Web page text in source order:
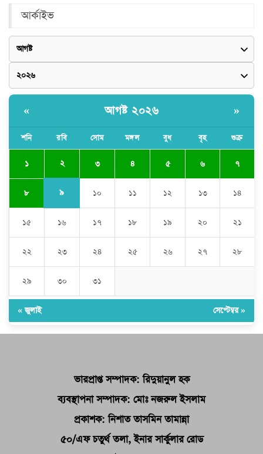
আর্কাইভ
« আগষ্ট ২০২৬ »
শনি রবি সোম মঙ্গল বুধ বৃহ শুক্র
১ ২ ৩ ৪ ৫ ৬ ৭
৮ ৯ ১০ ১১ ১২ ১৩ ১৪
১৫ ১৬ ১৭ ১৮ ১৯ ২০ ২১
২২ ২৩ ২৪ ২৫ ২৬ ২৭ ২৮
২৯ ৩০ ৩১
« জুলাই সেপ্টেম্বর »
ভারপ্রাপ্ত সম্পাদক: রিদুয়ানুল হক
ব্যবস্থাপনা সম্পাদক: মোঃ নজরুল ইসলাম
প্রকাশক: নিশাত তাসমিন তামান্না
৫০/এফ চতুর্থ তলা, ইনার সার্কুলার রোড